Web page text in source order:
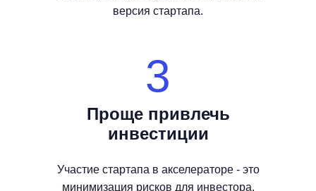
версия стартапа.
Проще привлечь
инвестиции
Участие стартапа в акселераторе - это
минимизация рисков для инвестора.
3